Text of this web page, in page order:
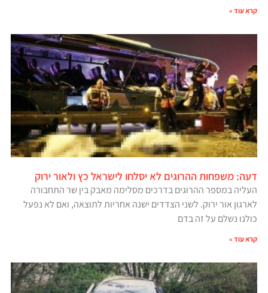
קרא עוד »
דעה: משפחות ההרוגים לא יסלחו לישראל כץ ולאור ירוק
העליה במספר ההרוגים בדרכים מסלימה מאבק בין שר התחבורה
לארגון אור ירוק. לשני הצדדים ישנה אחריות לתוצאה, ואם לא נפעל
כולנו נשלם על זה בדם
קרא עוד »